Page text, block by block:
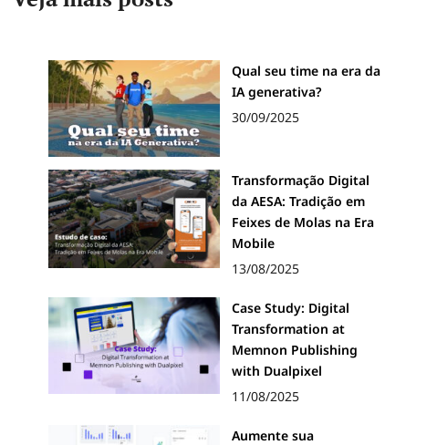
Qual seu time na era da
IA generativa?
30/09/2025
Transformação Digital
da AESA: Tradição em
Feixes de Molas na Era
Mobile
13/08/2025
Case Study: Digital
Transformation at
Memnon Publishing
with Dualpixel
11/08/2025
Aumente sua